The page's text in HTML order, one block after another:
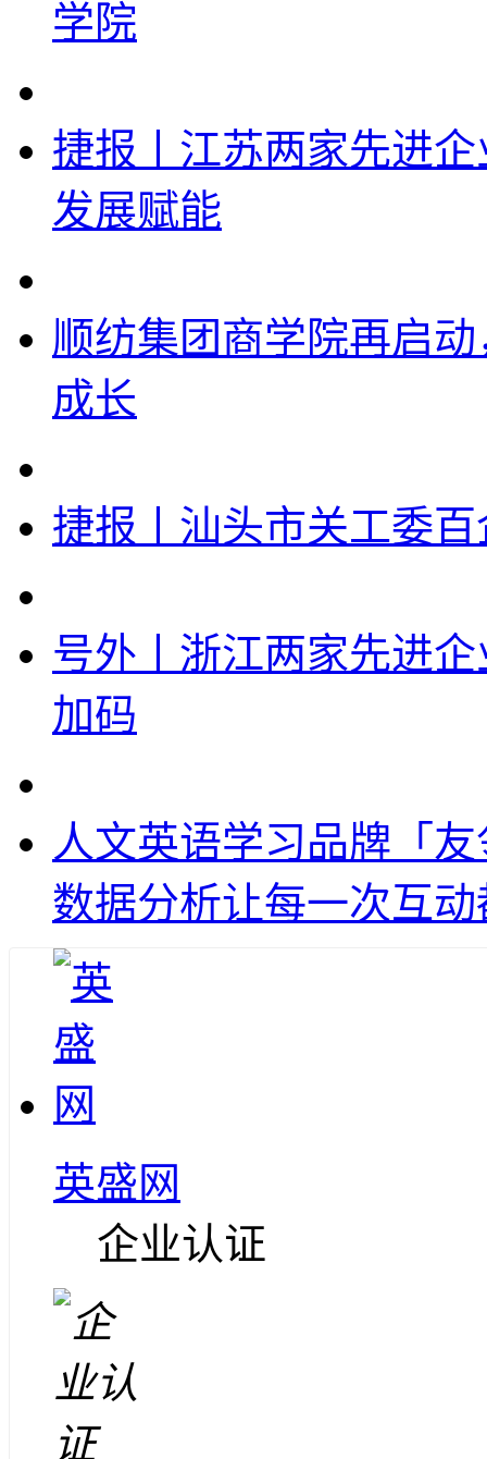
学院
捷报丨江苏两家先进
发展赋能
顺纺集团商学院再启
成长
捷报丨汕头市关工委
号外丨浙江两家先进
加码
人文英语学习品牌「
数据分析让每一次互
英盛网
企业认证